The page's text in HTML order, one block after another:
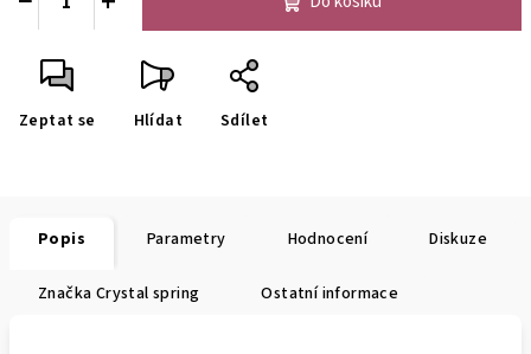
Zeptat se Hlídat Sdílet
Popis Parametry Hodnocení Diskuze
Značka Crystal spring Ostatní informace